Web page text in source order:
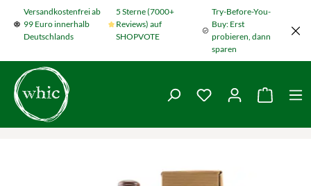
Zum Hauptinhalt springen
Versandkostenfrei ab
99 Euro innerhalb
Deutschlands
5 Sterne (7000+
Reviews) auf
SHOPVOTE
Try-Before-You-
Buy: Erst
probieren, dann
sparen
Du hast 0